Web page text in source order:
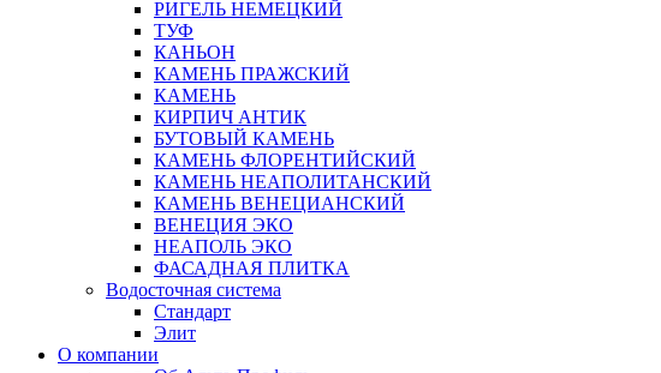
РИГЕЛЬ НЕМЕЦКИЙ
ТУФ
КАНЬОН
КАМЕНЬ ПРАЖСКИЙ
КАМЕНЬ
КИРПИЧ АНТИК
БУТОВЫЙ КАМЕНЬ
КАМЕНЬ ФЛОРЕНТИЙСКИЙ
КАМЕНЬ НЕАПОЛИТАНСКИЙ
КАМЕНЬ ВЕНЕЦИАНСКИЙ
ВЕНЕЦИЯ ЭКО
НЕАПОЛЬ ЭКО
ФАСАДНАЯ ПЛИТКА
Водосточная система
Стандарт
Элит
О компании